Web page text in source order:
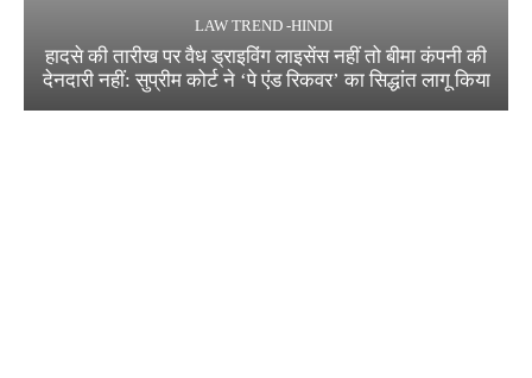
LAW TREND -HINDI
हादसे की तारीख पर वैध ड्राइविंग लाइसेंस नहीं तो बीमा कंपनी की
देनदारी नहीं: सुप्रीम कोर्ट ने ‘पे एंड रिकवर’ का सिद्धांत लागू किया